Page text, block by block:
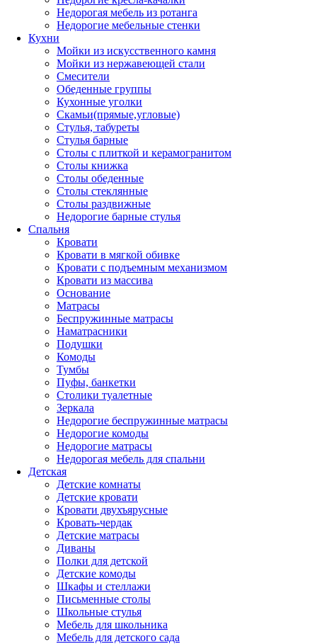
Недорогая мебель из ротанга
Недорогие мебельные стенки
Кухни
Мойки из искусственного камня
Мойки из нержавеющей стали
Смесители
Обеденные группы
Кухонные уголки
Скамьи(прямые,угловые)
Стулья, табуреты
Стулья барные
Столы с плиткой и керамогранитом
Столы книжка
Столы обеденные
Столы стеклянные
Столы раздвижные
Недорогие барные стулья
Спальня
Кровати
Кровати в мягкой обивке
Кровати с подъемным механизмом
Кровати из массива
Основание
Матрасы
Беспружинные матрасы
Наматрасники
Подушки
Комоды
Тумбы
Пуфы, банкетки
Столики туалетные
Зеркала
Недорогие беспружинные матрасы
Недорогие комоды
Недорогие матрасы
Недорогая мебель для спальни
Детская
Детские комнаты
Детские кровати
Кровати двухъярусные
Кровать-чердак
Детские матрасы
Диваны
Полки для детской
Детские комоды
Шкафы и стеллажи
Письменные столы
Школьные стулья
Мебель для школьника
Мебель для детского сада